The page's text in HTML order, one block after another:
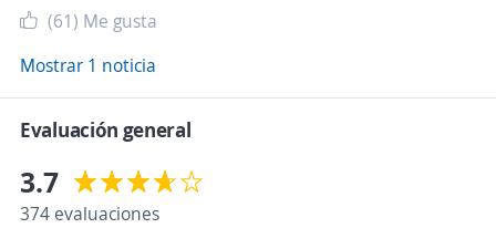
(61) Me gusta
Mostrar 1 noticia
Evaluación general
3.7
374 evaluaciones